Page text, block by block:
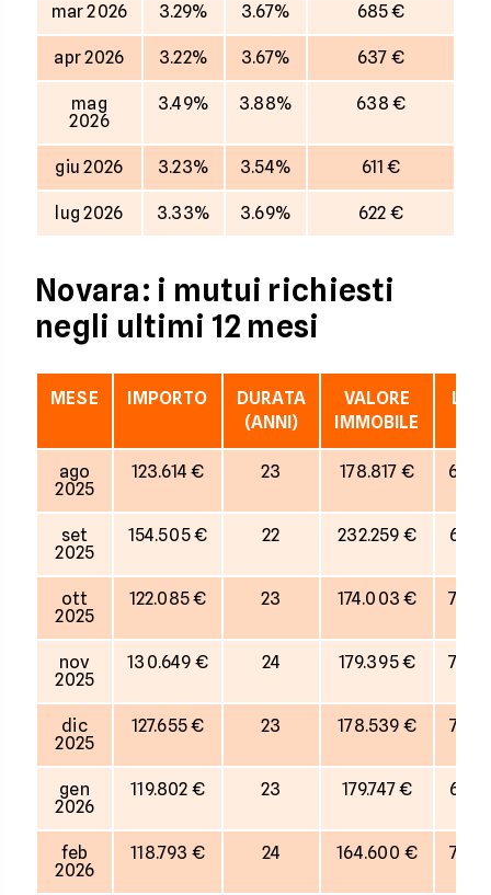
mar 2026 3.29% 3.67% 685 €
apr 2026 3.22% 3.67% 637 €
mag
2026
3.49% 3.88% 638 €
giu 2026 3.23% 3.54% 611 €
lug 2026 3.33% 3.69% 622 €
Novara: i mutui richiesti
negli ultimi 12 mesi
MESE IMPORTO
DURATA
(ANNI)
VALORE
IMMOBILE
LTV
ago
2025
123.614 € 23 178.817 € 69%
set
2025
154.505 € 22 232.259 € 67%
ott
2025
122.085 € 23 174.003 € 70%
nov
2025
130.649 € 24 179.395 € 73%
dic
2025
127.655 € 23 178.539 € 72%
gen
2026
119.802 € 23 179.747 € 67%
feb
2026
118.793 € 24 164.600 € 72%